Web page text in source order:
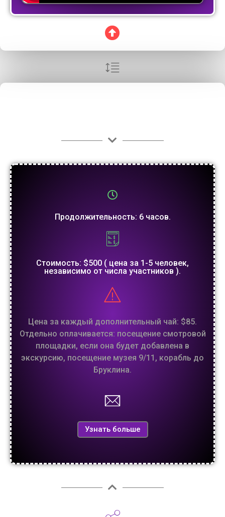
Продолжительность: 6 часов.
Стоимость: $500 ( цена за 1-5 человек,
независимо от числа участников ).
Цена за каждый дополнительный чай: $85.
Отдельно оплачивается: посещение смотровой
площадки, если она будет добавлена в
экскурсию, посещение музея 9/11, корабль до
Бруклина.
Узнать больше